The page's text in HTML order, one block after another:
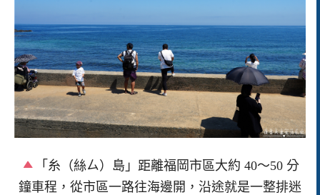
「糸（絲ㄙ）島」距離福岡市區大約 40～50 分
鐘車程，從市區一路往海邊開，沿途就是一整排迷